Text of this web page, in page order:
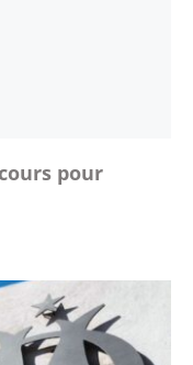
pour